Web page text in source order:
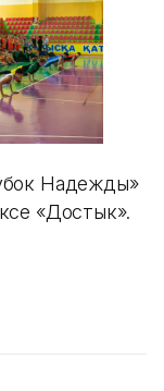
Надежды»
«Достык».